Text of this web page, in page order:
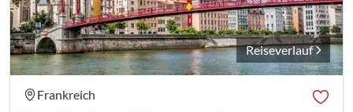
Reiseverlauf
Frankreich